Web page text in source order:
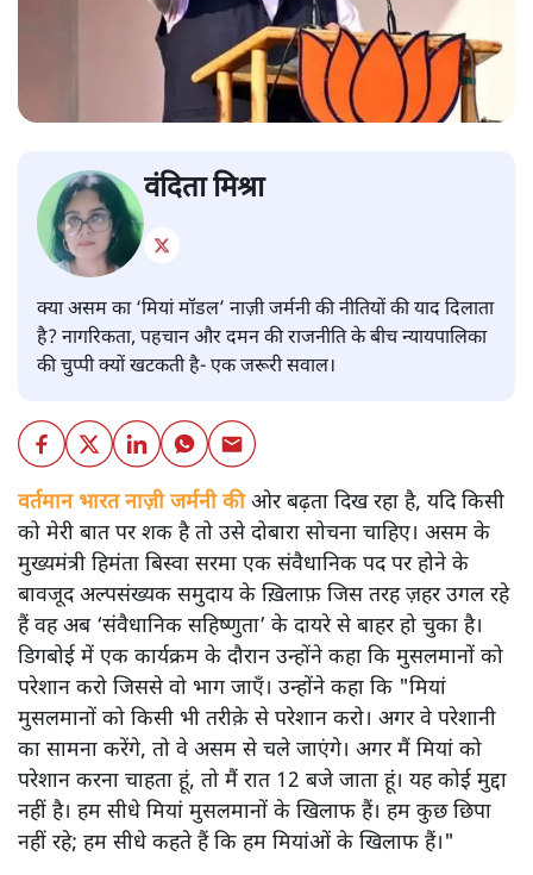
वंदिता मिश्रा
क्या असम का ‘मियां मॉडल’ नाज़ी जर्मनी की नीतियों की याद दिलाता
है? नागरिकता, पहचान और दमन की राजनीति के बीच न्यायपालिका
की चुप्पी क्यों खटकती है- एक जरूरी सवाल।
वर्तमान भारत नाज़ी जर्मनी कीओर बढ़ता दिख रहा है, यदि किसी
को मेरी बात पर शक है तो उसे दोबारा सोचना चाहिए। असम के
मुख्यमंत्री हिमंता बिस्वा सरमा एक संवैधानिक पद पर होने के
बावजूद अल्पसंख्यक समुदाय के ख़िलाफ़ जिस तरह ज़हर उगल रहे
हैं वह अब ‘संवैधानिक सहिष्णुता’ के दायरे से बाहर हो चुका है।
डिगबोई में एक कार्यक्रम के दौरान उन्होंने कहा कि मुसलमानों को
परेशान करो जिससे वो भाग जाएँ। उन्होंने कहा कि "मियां
मुसलमानों को किसी भी तरीक़े से परेशान करो। अगर वे परेशानी
का सामना करेंगे, तो वे असम से चले जाएंगे। अगर मैं मियां को
परेशान करना चाहता हूं, तो मैं रात 12 बजे जाता हूं। यह कोई मुद्दा
नहीं है। हम सीधे मियां मुसलमानों के खिलाफ हैं। हम कुछ छिपा
नहीं रहे; हम सीधे कहते हैं कि हम मियांओं के खिलाफ हैं।"